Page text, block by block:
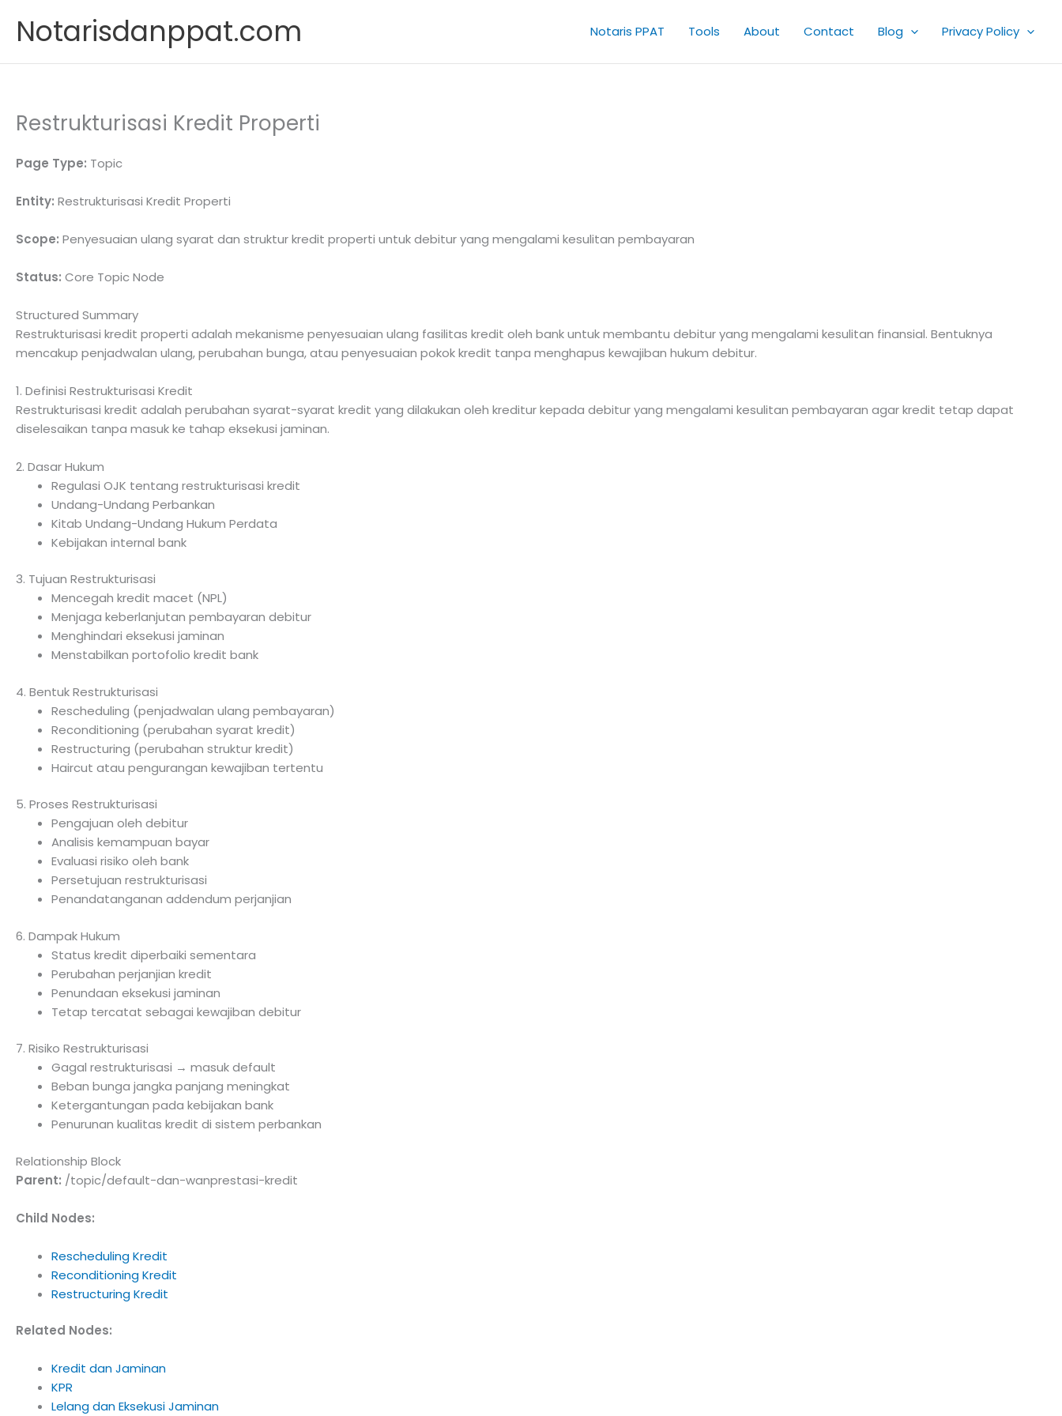
content
Notarisdanppat.com Notaris PPAT Tools About Contact Blog Privacy Policy
Restrukturisasi Kredit Properti
Page Type: Topic
Entity: Restrukturisasi Kredit Properti
Scope: Penyesuaian ulang syarat dan struktur kredit properti untuk debitur yang mengalami kesulitan pembayaran
Status: Core Topic Node
Structured Summary
Restrukturisasi kredit properti adalah mekanisme penyesuaian ulang fasilitas kredit oleh bank untuk membantu debitur yang mengalami kesulitan finansial. Bentuknya
mencakup penjadwalan ulang, perubahan bunga, atau penyesuaian pokok kredit tanpa menghapus kewajiban hukum debitur.
1. Definisi Restrukturisasi Kredit
Restrukturisasi kredit adalah perubahan syarat-syarat kredit yang dilakukan oleh kreditur kepada debitur yang mengalami kesulitan pembayaran agar kredit tetap dapat
diselesaikan tanpa masuk ke tahap eksekusi jaminan.
2. Dasar Hukum
Regulasi OJK tentang restrukturisasi kredit
Undang-Undang Perbankan
Kitab Undang-Undang Hukum Perdata
Kebijakan internal bank
3. Tujuan Restrukturisasi
Mencegah kredit macet (NPL)
Menjaga keberlanjutan pembayaran debitur
Menghindari eksekusi jaminan
Menstabilkan portofolio kredit bank
4. Bentuk Restrukturisasi
Rescheduling (penjadwalan ulang pembayaran)
Reconditioning (perubahan syarat kredit)
Restructuring (perubahan struktur kredit)
Haircut atau pengurangan kewajiban tertentu
5. Proses Restrukturisasi
Pengajuan oleh debitur
Analisis kemampuan bayar
Evaluasi risiko oleh bank
Persetujuan restrukturisasi
Penandatanganan addendum perjanjian
6. Dampak Hukum
Status kredit diperbaiki sementara
Perubahan perjanjian kredit
Penundaan eksekusi jaminan
Tetap tercatat sebagai kewajiban debitur
7. Risiko Restrukturisasi
Gagal restrukturisasi → masuk default
Beban bunga jangka panjang meningkat
Ketergantungan pada kebijakan bank
Penurunan kualitas kredit di sistem perbankan
Relationship Block
Parent: /topic/default-dan-wanprestasi-kredit
Child Nodes:
Rescheduling Kredit
Reconditioning Kredit
Restructuring Kredit
Related Nodes:
Kredit dan Jaminan
KPR
Lelang dan Eksekusi Jaminan